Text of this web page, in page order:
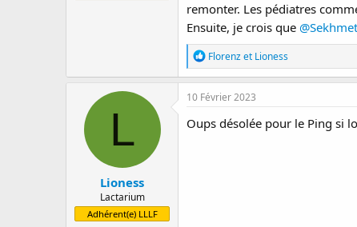
remonter. Les pédiatres
Ensuite, je crois que @Sekhmet
R
é
a
c
i
o
Florenzet Lioness
L
Lioness
Lactarium
Adhérent(e) LLLF
10 Février 2023
Oups désolée pour le Ping si